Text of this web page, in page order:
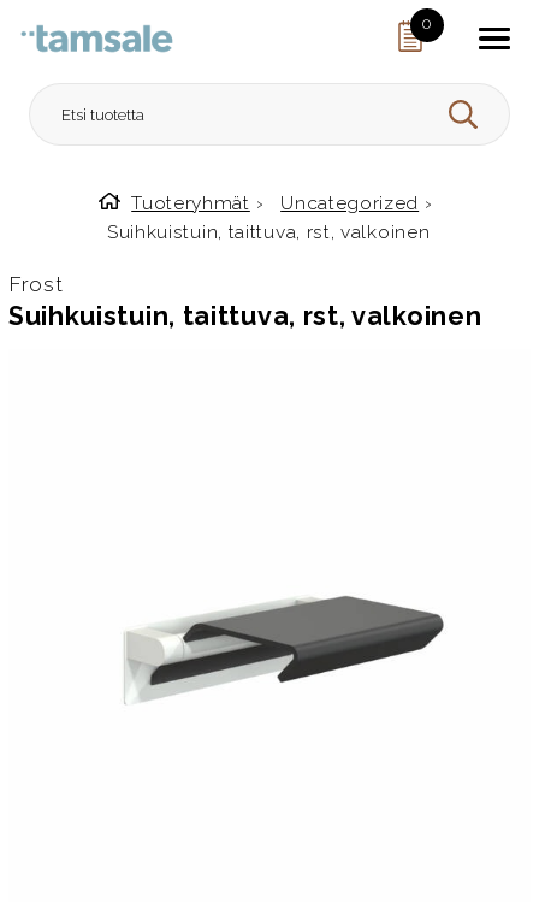
0
HAE
Etusivulle
Tuoteryhmät › Uncategorized ›
Suihkuistuin, taittuva, rst, valkoinen
Frost
Suihkuistuin, taittuva, rst, valkoinen